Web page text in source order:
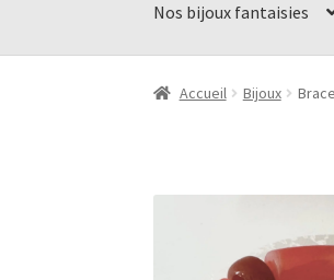
Nos bijoux fantaisies
Accueil Code promo
Accueil Bijoux